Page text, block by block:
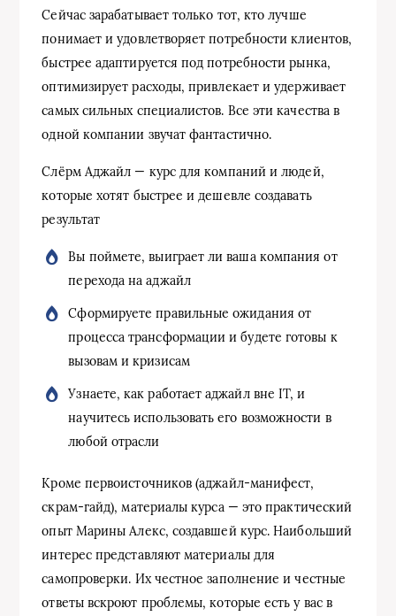
Сейчас зарабатывает только тот, кто лучше
понимает и удовлетворяет потребности клиентов,
быстрее адаптируется под потребности рынка,
оптимизирует расходы, привлекает и удерживает
самых сильных специалистов. Все эти качества в
одной компании звучат фантастично.
Слёрм Аджайл — курс для компаний и людей,
которые хотят быстрее и дешевле создавать
результат
Вы поймете, выиграет ли ваша компания от
перехода на аджайл
Сформируете правильные ожидания от
процесса трансформации и будете готовы к
вызовам и кризисам
Узнаете, как работает аджайл вне IT, и
научитесь использовать его возможности в
любой отрасли
Кроме первоисточников (аджайл-манифест,
скрам-гайд), материалы курса — это практический
опыт Марины Алекс, создавшей курс. Наибольший
интерес представляют материалы для
самопроверки. Их честное заполнение и честные
ответы вскроют проблемы, которые есть у вас в